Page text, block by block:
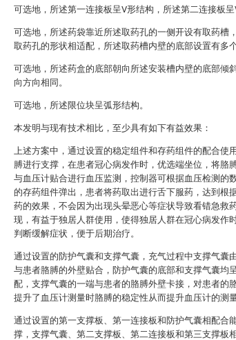
可选地，所述第一连接板呈V形结构，所述第二连接板呈
可选地，所述药袋靠近所述取药孔的一侧开设有取药槽
取药孔的形状相适配，所述取药槽内壁的底部设置有多个
可选地，所述药盒的底部朝向所述安装槽内壁的底部倾
向方向相同。
可选地，所述限位块呈弧形结构。
本发明与现有技术相比，至少具有如下有益效果：
上述方案中，通过设置的稳定组件和存药组件的配合使
膊进行支撑，在患者冠心病发作时，优选端坐位，将胳
与血压计贴合进行血压监测，控制器可根据血压检测的
的存药组件弹出，患者将药取出进行舌下服药，达到根
药的效果，不会因为出现头晕恶心等症状导致看错急救
现，有益于独居人群使用，使得独居人群在冠心病发作
判断缓解症状，便于后期治疗。
通过设置的防护气囊和支撑气囊，充气过程中支撑气囊
与患者胳膊的外壁贴合，防护气囊的底部和支撑气囊均
配，支撑气囊的一端与患者的胳膊外壁卡接，对患者的
提升了血压计测量时胳膊的稳定性从而提升血压计的测
通过设置的第一支撑板、第一连接板和防护气囊相配合
撑，支撑气囊、第二支撑板、第二连接板和第三支撑板